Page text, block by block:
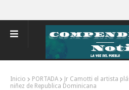
Inicio PORTADA
Jr Camotti el artista
niñez de Republica Dominicana